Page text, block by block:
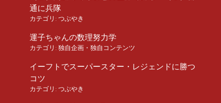
通に兵隊
カテゴリ: つぶやき
運子ちゃんの数理努力学
カテゴリ: 独自企画・独自コンテンツ
イーフトでスーパースター・レジェンドに勝つ
コツ
カテゴリ: つぶやき